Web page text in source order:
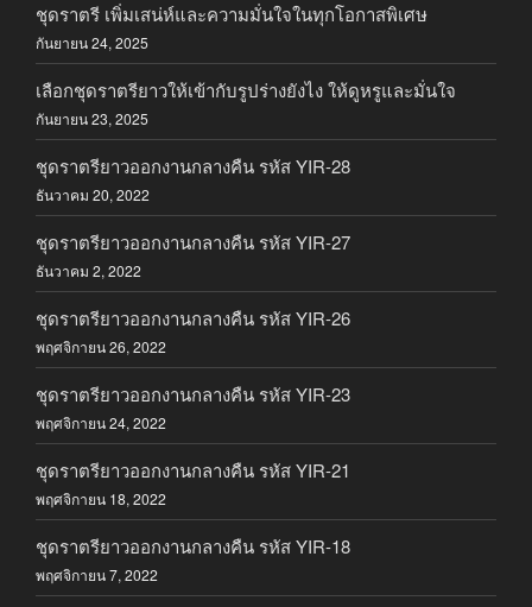
ชุดราตรี เพิ่มเสน่ห์และความมั่นใจในทุกโอกาสพิเศษ
กันยายน 24, 2025
เลือกชุดราตรียาวให้เข้ากับรูปร่างยังไง ให้ดูหรูและมั่นใจ
กันยายน 23, 2025
ชุดราตรียาวออกงานกลางคืน รหัส YIR-28
ธันวาคม 20, 2022
ชุดราตรียาวออกงานกลางคืน รหัส YIR-27
ธันวาคม 2, 2022
ชุดราตรียาวออกงานกลางคืน รหัส YIR-26
พฤศจิกายน 26, 2022
ชุดราตรียาวออกงานกลางคืน รหัส YIR-23
พฤศจิกายน 24, 2022
ชุดราตรียาวออกงานกลางคืน รหัส YIR-21
พฤศจิกายน 18, 2022
ชุดราตรียาวออกงานกลางคืน รหัส YIR-18
พฤศจิกายน 7, 2022